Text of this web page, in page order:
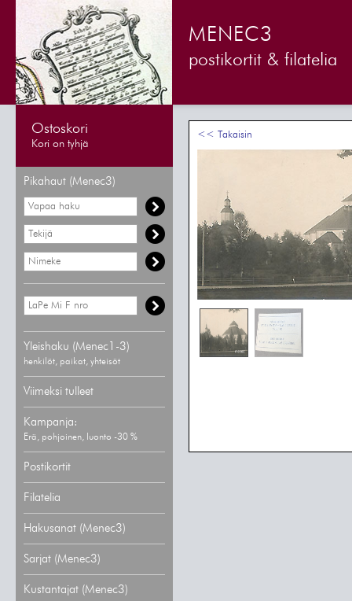
MENEC3
postikortit & filatelia
Ostoskori
Kori on tyhjä
Pikahaut (Menec3)
Yleishaku (Menec1-3)
henkilöt, paikat, yhteisöt
Viimeksi tulleet
Kampanja:
Erä, pohjoinen, luonto -30 %
Postikortit
Filatelia
Hakusanat (Menec3)
Sarjat (Menec3)
Kustantajat (Menec3)
<< Takaisin